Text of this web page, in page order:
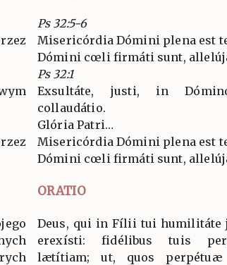
Ps 32:5-6
Misericórdia Dómini plena est
Dómini cœli firmáti sunt,
Ps 32:1
Exsultáte, justi, in
collaudátio.
Glória Patri…
Misericórdia Dómini plena est
Dómini cœli firmáti sunt,
ORATIO
Deus, qui in Fílii tui humilitáte
erexísti: fidélibus tuis
lætítiam; ut, quos